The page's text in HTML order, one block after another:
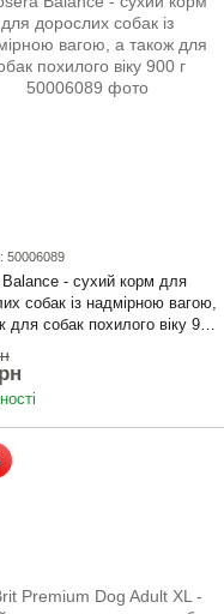
50006089
- сухий корм для
собак із надмірною вагою,
для собак похилого віку 900